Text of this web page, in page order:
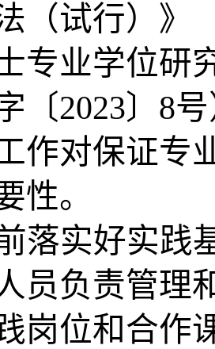
（试行）》
专业学位研
〔2023〕 8
作对保证专
性。
落实好实践
员负责管理
岗位和合作